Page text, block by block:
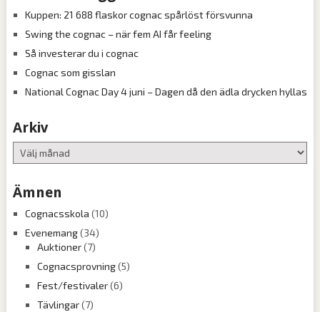
Kuppen: 21 688 flaskor cognac spårlöst försvunna
Swing the cognac – när fem AI får feeling
Så investerar du i cognac
Cognac som gisslan
National Cognac Day 4 juni – Dagen då den ädla drycken hyllas
Arkiv
Arkiv
Ämnen
Cognacsskola (10)
Evenemang(34)
Auktioner(7)
Cognacsprovning(5)
Fest/festivaler(6)
Tävlingar(7)